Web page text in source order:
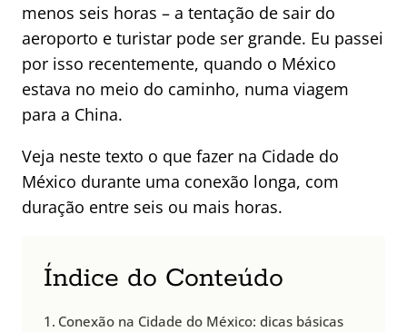
menos seis horas – a tentação de sair do
aeroporto e turistar pode ser grande. Eu passei
por isso recentemente, quando o México
estava no meio do caminho, numa viagem
para a China.
Veja neste texto o que fazer na Cidade do
México durante uma conexão longa, com
duração entre seis ou mais horas.
Índice do Conteúdo
Conexão na Cidade do México: dicas básicas